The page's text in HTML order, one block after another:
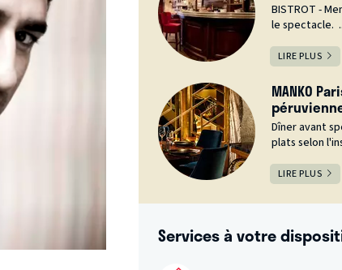
BISTROT -
le spectacle.
LIRE PLUS
MANKO
Dîner avant
plats selon
LIRE PLUS
Services à votre